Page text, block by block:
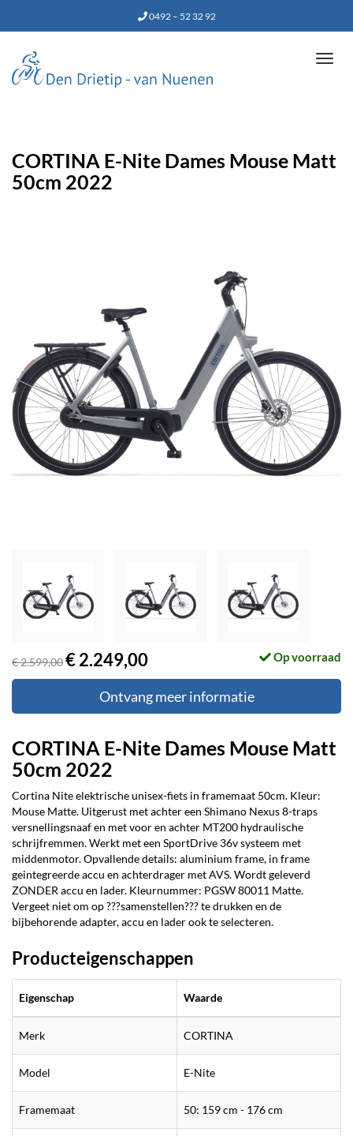
0492 – 52 32 92
CORTINA E-Nite Dames Mouse Matt
50cm 2022
€ 2.599,00€ 2.249,00 Op voorraad
Ontvang meer informatie
CORTINA E-Nite Dames Mouse Matt
50cm 2022
Cortina Nite elektrische unisex-fiets in framemaat 50cm. Kleur:
Mouse Matte. Uitgerust met achter een Shimano Nexus 8-traps
versnellingsnaaf en met voor en achter MT200 hydraulische
schrijfremmen. Werkt met een SportDrive 36v systeem met
middenmotor. Opvallende details: aluminium frame, in frame
geintegreerde accu en achterdrager met AVS. Wordt geleverd
ZONDER accu en lader. Kleurnummer: PGSW 80011 Matte.
Vergeet niet om op ???samenstellen??? te drukken en de
bijbehorende adapter, accu en lader ook te selecteren.
Producteigenschappen
Eigenschap Waarde
Merk CORTINA
Model E-Nite
Framemaat 50: 159 cm - 176 cm